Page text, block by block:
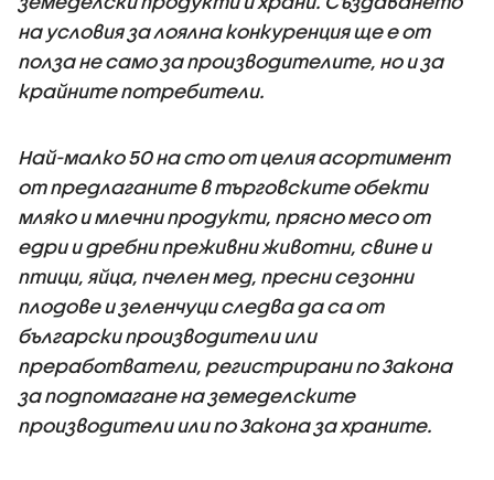
на условия за лоялна конкуренция ще е от
полза не само за производителите, но и за
крайните потребители.
Най-малко 50 на сто от целия асортимент
от предлаганите в търговските обекти
мляко и млечни продукти, прясно месо от
едри и дребни преживни животни, свине и
птици, яйца, пчелен мед, пресни сезонни
плодове и зеленчуци следва да са от
български производители или
преработватели, регистрирани по Закона
за подпомагане на земеделските
производители или по Закона за храните.